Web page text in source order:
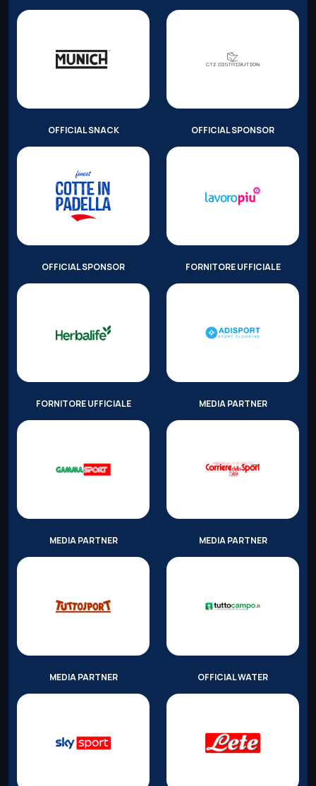
OFFICIAL SNACK OFFICIAL SPONSOR
OFFICIAL SPONSOR FORNITORE UFFICIALE
FORNITORE UFFICIALE MEDIA PARTNER
MEDIA PARTNER MEDIA PARTNER
MEDIA PARTNER OFFICIAL WATER